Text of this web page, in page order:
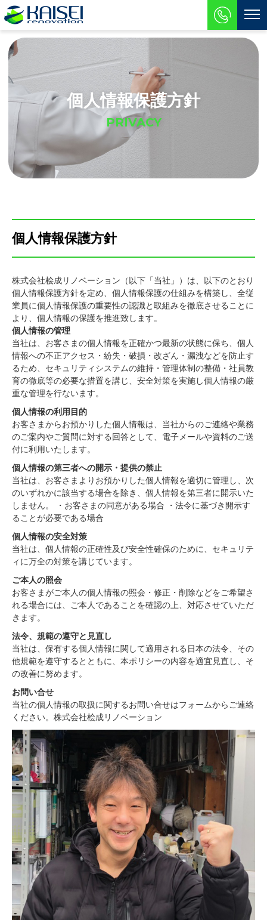
個人情報保護方針
PRIVACY
個人情報保護方針
株式会社桧成リノベーション（以下「当社」）は、以下のとおり
個人情報保護方針を定め、個人情報保護の仕組みを構築し、全従
業員に個人情報保護の重要性の認識と取組みを徹底させることに
より、個人情報の保護を推進致します。
個人情報の管理
当社は、お客さまの個人情報を正確かつ最新の状態に保ち、個人
情報への不正アクセス・紛失・破損・改ざん・漏洩などを防止す
るため、セキュリティシステムの維持・管理体制の整備・社員教
育の徹底等の必要な措置を講じ、安全対策を実施し個人情報の厳
重な管理を行ないます。
個人情報の利用目的
お客さまからお預かりした個人情報は、当社からのご連絡や業務
のご案内やご質問に対する回答として、電子メールや資料のご送
付に利用いたします。
個人情報の第三者への開示・提供の禁止
当社は、お客さまよりお預かりした個人情報を適切に管理し、次
のいずれかに該当する場合を除き、個人情報を第三者に開示いた
しません。 ・お客さまの同意がある場合 ・法令に基づき開示す
ることが必要である場合
個人情報の安全対策
当社は、個人情報の正確性及び安全性確保のために、セキュリテ
ィに万全の対策を講じています。
ご本人の照会
お客さまがご本人の個人情報の照会・修正・削除などをご希望さ
れる場合には、ご本人であることを確認の上、対応させていただ
きます。
法令、規範の遵守と見直し
当社は、保有する個人情報に関して適用される日本の法令、その
他規範を遵守するとともに、本ポリシーの内容を適宜見直し、そ
の改善に努めます。
お問い合せ
当社の個人情報の取扱に関するお問い合せはフォームからご連絡
ください。株式会社桧成リノベーション